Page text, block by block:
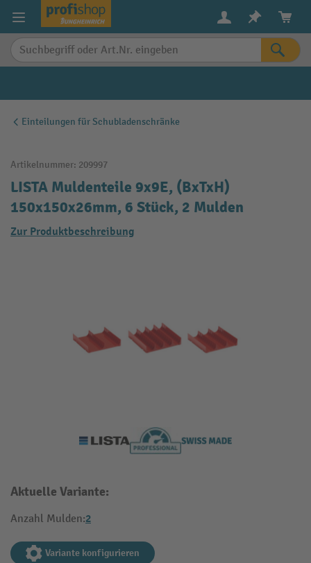
springen
Einteilungen für Schubladenschränke
Artikelnummer: 209997
LISTA Muldenteile 9x9E, (BxTxH)
150x150x26mm, 6 Stück, 2 Mulden
Zur Produktbeschreibung
Aktuelle Variante:
Anzahl Mulden:2
Variante konfigurieren